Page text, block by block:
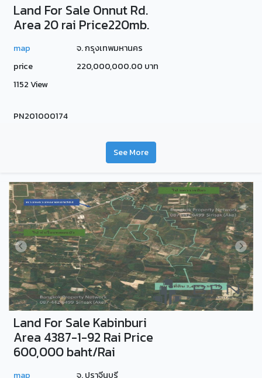
Land For Sale Onnut Rd.
Area 20 rai Price220mb.
map
จ. กรุงเทพมหานคร
price
220,000,000.00 บาท
1152 View
PN201000174
See More
Land For Sale Kabinburi
Area 4387-1-92 Rai Price
600,000 baht/Rai
map
จ. ปราจีนบุรี